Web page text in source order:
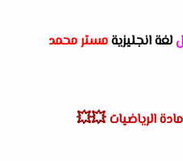
لغة انجليزيةمستر محمد
الرياضيات 💥💥